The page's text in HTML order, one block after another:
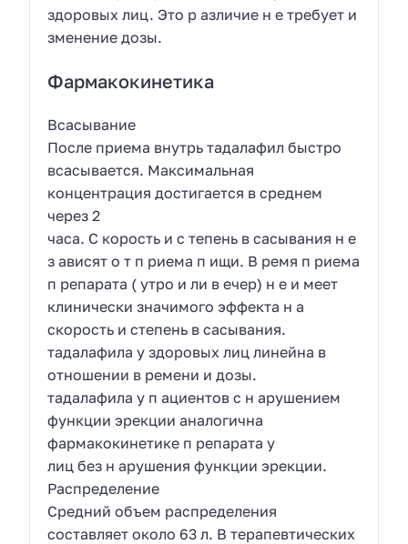
здоровых лиц. Это р азличие н е требует и
зменение дозы.
Фармакокинетика
Всасывание
После приема внутрь тадалафил быстро
всасывается. Максимальная
концентрация достигается в среднем
через 2
часа. С корость и с тепень в сасывания н е
з ависят о т п риема п ищи. В ремя п риема
п репарата ( утро и ли в ечер) н е и меет
клинически значимого эффекта н а
скорость и степень в сасывания.
тадалафила у здоровых лиц линейна в
отношении в ремени и дозы.
тадалафила у п ациентов с н арушением
функции эрекции аналогична
фармакокинетике п репарата у
лиц без н арушения функции эрекции.
Распределение
Средний объем распределения
составляет около 63 л. В терапевтических